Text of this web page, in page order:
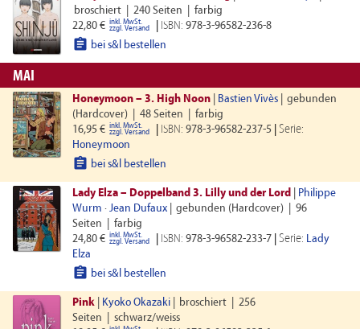
broschiert
240 Seiten
farbig
22,80 € inkl. MwSt.
zzgl. Versand ISBN: 978-3-96582-236-8
 bei s&l bestellen
MAI
Honeymoon – 3. High Noon| Bastien Vivès
gebunden
(Hardcover)
48 Seiten
farbig
16,95 € inkl. MwSt.
zzgl. Versand ISBN: 978-3-96582-237-5 Serie:
Honeymoon
 bei s&l bestellen
Lady Elza – Doppelband 3. Lilly und der Lord| Philippe
Wurm · Jean Dufaux gebunden (Hardcover)
96
Seiten
farbig
24,80 € inkl. MwSt.
zzgl. Versand ISBN: 978-3-96582-233-7 Serie: Lady
Elza
 bei s&l bestellen
Pink| Kyoko Okazaki broschiert
256
Seiten
schwarz/weiss